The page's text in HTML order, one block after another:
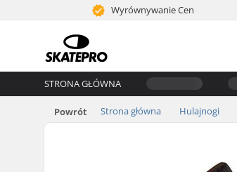
Wyrównywanie Cen
STRONA GŁÓWNA
Powrót Strona główna Hulajnogi